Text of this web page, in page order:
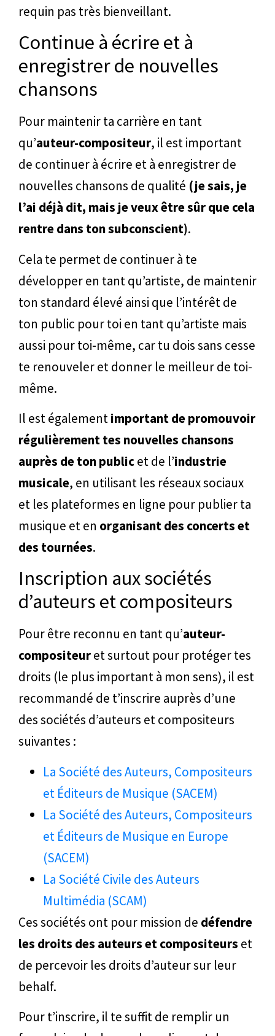
requin pas très bienveillant.
Continue à écrire et à
enregistrer de nouvelles
chansons
Pour maintenir ta carrière en tant
qu’auteur-compositeur, il est important
de continuer à écrire et à enregistrer de
nouvelles chansons de qualité (je sais, je
l’ai déjà dit, mais je veux être sûr que cela
rentre dans ton subconscient).
Cela te permet de continuer à te
développer en tant qu’artiste, de maintenir
ton standard élevé ainsi que l’intérêt de
ton public pour toi en tant qu’artiste mais
aussi pour toi-même, car tu dois sans cesse
te renouveler et donner le meilleur de toi-
même.
Il est égalementimportant de promouvoir
régulièrement tes nouvelles chansons
auprès de ton publicet de l’industrie
musicale, en utilisant les réseaux sociaux
et les plateformes en ligne pour publier ta
musique et en organisant des concerts et
des tournées.
Inscription aux sociétés
d’auteurs et compositeurs
Pour être reconnu en tant qu’auteur-
compositeuret surtout pour protéger tes
droits (le plus important à mon sens), il est
recommandé de t’inscrire auprès d’une
des sociétés d’auteurs et compositeurs
suivantes :
La Société des Auteurs, Compositeurs
et Éditeurs de Musique (SACEM)
La Société des Auteurs, Compositeurs
et Éditeurs de Musique en Europe
(SACEM)
La Société Civile des Auteurs
Multimédia (SCAM)
Ces sociétés ont pour mission de défendre
les droits des auteurs et compositeurs et
de percevoir les droits d’auteur sur leur
behalf.
Pour t’inscrire, il te suffit de remplir un